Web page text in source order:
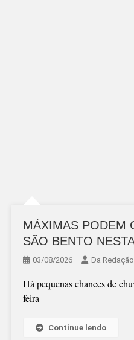
MÁXIMAS PODEM
SÃO BENTO
03/08/2026 Da Redação
Há pequenas chances de
feira
Continue lendo